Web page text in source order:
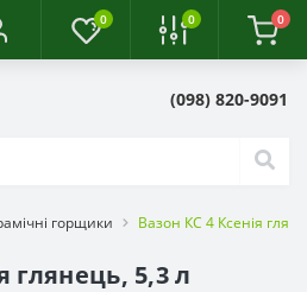
0 0 0
(098) 820-9091
горщики Вазон КС 4 Ксенія
глянець, 5,3 л